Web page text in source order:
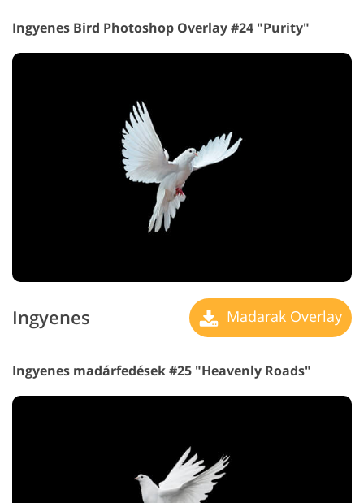
Ingyenes Bird Photoshop Overlay #24 "Purity"
Ingyenes Madarak Overlay
Ingyenes madárfedések #25 "Heavenly Roads"